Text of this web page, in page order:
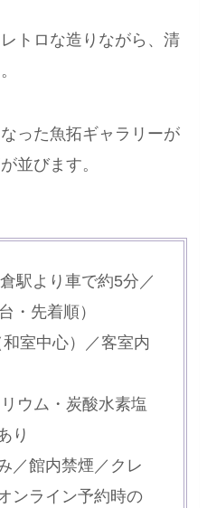
トロな造りながら、清
った魚拓ギャラリーが
並びます。
駅より車で約5分／
・先着順）
室中心）／客室内
ウム・炭酸水素塩
り
／館内禁煙／クレ
ンライン予約時の